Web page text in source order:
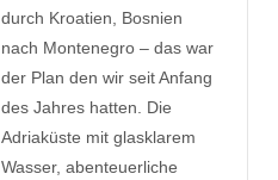
durch Kroatien, Bosnien
nach Montenegro – das war
der Plan den wir seit Anfang
des Jahres hatten. Die
Adriaküste mit glasklarem
Wasser, abenteuerliche